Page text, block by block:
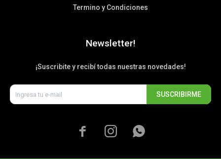
Termino y Condiciones
Newsletter!
¡Suscribite y recibí todas nuestras novedades!
SUSCRIBIRME
  